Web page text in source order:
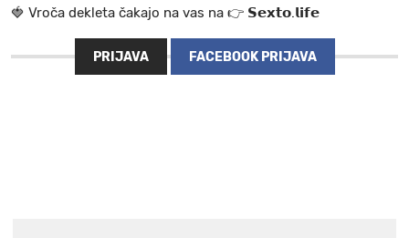
🍓 V r o č a d e k l e t a ča k a jo na va s n a 👉 𝗦𝗲𝘅𝘁𝗼.𝗹𝗶𝗳𝗲
PRIJAVA FACEBOOK PRIJAVA